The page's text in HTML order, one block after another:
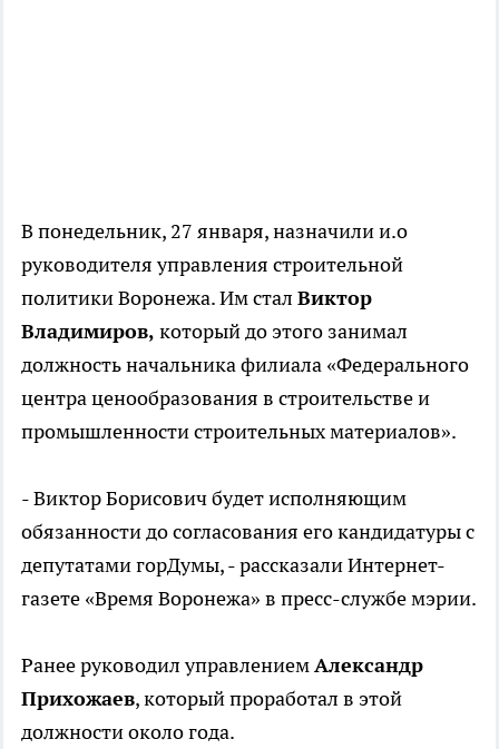
В понедельник, 27 января, назначили и.о
руководителя управления строительной
политики Воронежа. Им стал Виктор
Владимиров, который до этого занимал
должность начальника филиала «Федерального
центра ценообразования в строительстве и
промышленности строительных материалов».
- Виктор Борисович будет исполняющим
обязанности до согласования его кандидатуры с
депутатами горДумы, - рассказали Интернет-
газете «Время Воронежа» в пресс-службе мэрии.
Ранее руководил управлениемАлександр
Прихожаев, который проработал в этой
должности около года.